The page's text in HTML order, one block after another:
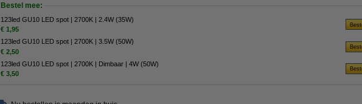
Bestel mee:
123led GU10 LED spot | 2700K | 2.4W (35W)
€ 1,95
123led GU10 LED spot | 2700K | 3.5W (50W)
€ 2,50
123led GU10 LED spot | 2700K | Dimbaar | 4W (50W)
€ 3,50